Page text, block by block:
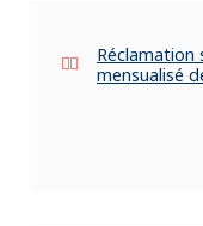
mensualisé